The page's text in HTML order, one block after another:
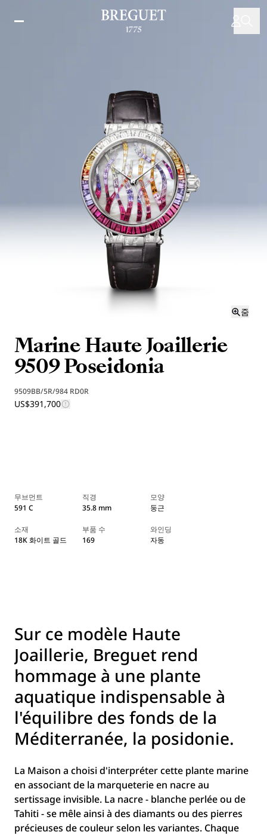
줌
Marine Haute Joaillerie
9509 Poseidonia
9509BB/5R/984 RD0R
US$391,700
무브먼트
591 C
직경
35.8 mm
모양
둥근
소재
18K 화이트 골드
부품 수
169
와인딩
자동
Sur ce modèle Haute
Joaillerie, Breguet rend
hommage à une plante
aquatique indispensable à
l'équilibre des fonds de la
Méditerranée, la posidonie.
La Maison a choisi d'interpréter cette plante marine
en associant de la marqueterie en nacre au
sertissage invisible. La nacre - blanche perlée ou de
Tahiti - se mêle ainsi à des diamants ou des pierres
précieuses de couleur selon les variantes. Chaque